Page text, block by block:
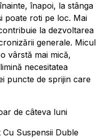
înapoi, la stânga
poate roti pe loc. Mai
la dezvoltarea
generale. Micul
vârstă mai mică,
necesitatea
puncte de sprijin care
de câteva luni
Suspensii Duble